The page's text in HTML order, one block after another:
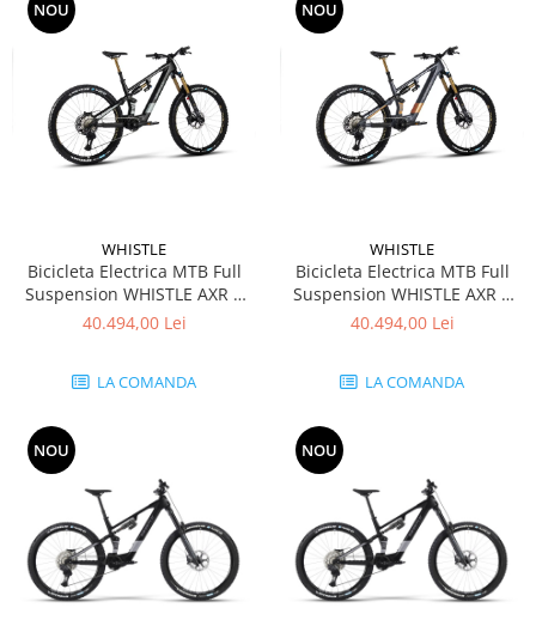
Barbati
Incaltaminte
Pantaloni ski
Mid Layere
Manusi
Sosete
Geci ski
Pantaloni ski
Mid Layere
Tricouri
Caciuli
Manusi
Șosete
NOU
WHISTLE
Bicicleta Electrica MTB Full
Suspension WHISTLE AXR C
10.6 Avinox M2S Di2 800Wh -
40.494,00 Lei
LA COMANDA
NOU
WHISTLE
Bicicleta Electrica MTB Full
Suspension WHISTLE AXR C
10.6 Avinox M2S Di2 800Wh -
40.494,00 Lei
LA COMANDA
NOU NOU